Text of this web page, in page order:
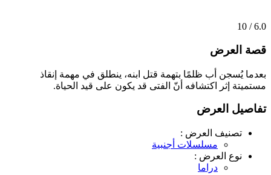
6.0 / 10
قصة العرض
بعدما يُسجن أب ظلمًا بتهمة قتل ابنه، ينطلق في مهمة إنقاذ
مستميتة إثر اكتشافه أنّ الفتى قد يكون على قيد الحياة.
تفاصيل العرض
تصنيف العرض :
مسلسلات أجنبية
نوع العرض :
دراما